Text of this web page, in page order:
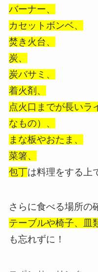
バーナー、
カセットボンベ、
焚き火台、
炭、
炭バサミ、
着火剤、
点火口までが長いラ
なもの）、
まな板やおたま、
菜箸、
包丁は料理をする上
さらに食べる場所の
テーブルや椅子、皿
も忘れずに！